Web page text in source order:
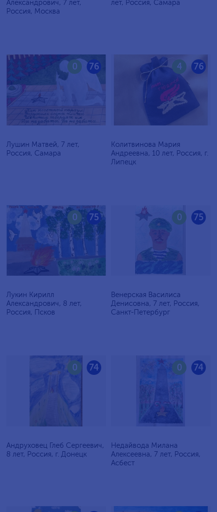
Александрович, 7 лет,
Россия, Москва
лет, Россия, Самара
76
0
Лушин Матвей, 7 лет,
Россия, Самара
76
4
Колитвинова Мария
Андреевна, 10 лет, Россия, г.
Липецк
75
0
Лукин Кирилл
Александрович, 8 лет,
Россия, Псков
75
0
Венерская Василиса
Денисовна, 7 лет, Россия,
Санкт-Петербург
74
0
Андруховец Глеб Сергеевич,
8 лет, Россия, г. Донецк
74
0
Недайвода Милана
Алексеевна, 7 лет, Россия,
Асбест